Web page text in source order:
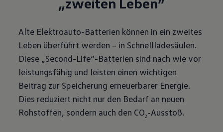
Alte Elektroauto-Batterien können in ein zweites
Leben überführt werden – in Schnellladesäulen.
Diese „Second-Life“-Batterien sind nach wie vor
leistungsfähig und leisten einen wichtigen
Beitrag zur Speicherung erneuerbarer Energie.
Dies reduziert nicht nur den Bedarf an neuen
Rohstoffen, sondern auch den CO2-Ausstoß.